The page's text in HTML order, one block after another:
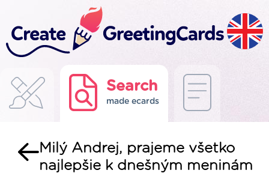
Search
made ecards
Milý Andrej, prajeme všetko
najlepšie k dnešným meninám